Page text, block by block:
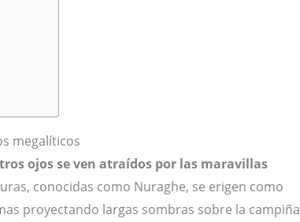
megalíticos
ojos se ven atraídos por las maravillas
conocidas como Nuraghe, se erigen como
proyectando largas sombras sobre la campiña